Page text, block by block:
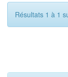
Résultats 1 à 1